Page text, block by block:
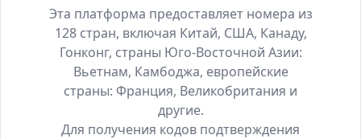
Эта платформа предоставляет номера из
128 стран, включая Китай, США, Канаду,
Гонконг, страны Юго-Восточной Азии:
Вьетнам, Камбоджа, европейские
страны: Франция, Великобритания и
другие.
Для получения кодов подтверждения